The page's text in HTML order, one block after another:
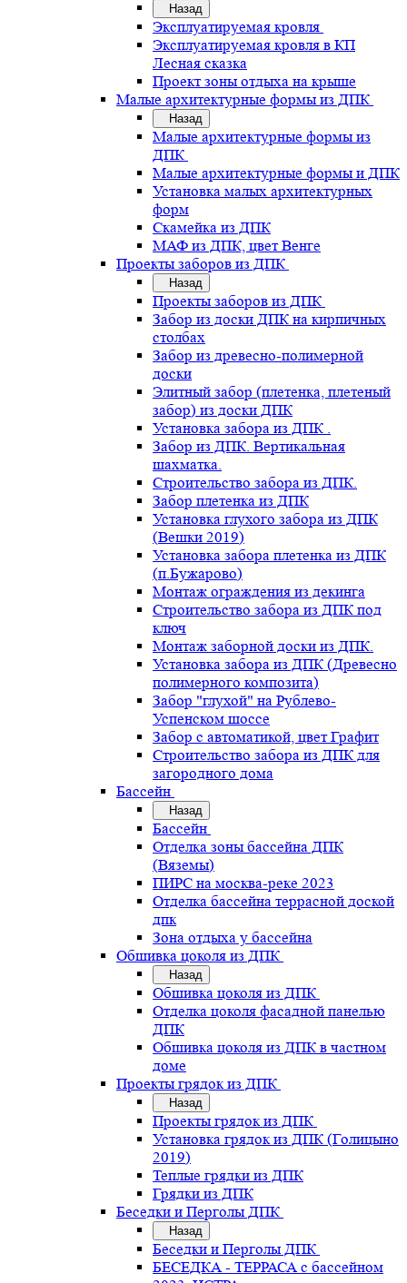
Назад
Эксплуатируемая кровля
Эксплуатируемая кровля в КП
Лесная сказка
Проект зоны отдыха на крыше
Малые архитектурные формы из ДПК
Назад
Малые архитектурные формы из
ДПК
Малые архитектурные формы и ДПК
Установка малых архитектурных
форм
Скамейка из ДПК
МАФ из ДПК, цвет Венге
Проекты заборов из ДПК
Назад
Проекты заборов из ДПК
Забор из доски ДПК на кирпичных
столбах
Забор из древесно-полимерной
доски
Элитный забор (плетенка, плетеный
забор) из доски ДПК
Установка забора из ДПК .
Забор из ДПК. Вертикальная
шахматка.
Строительство забора из ДПК.
Забор плетенка из ДПК
Установка глухого забора из ДПК
(Вешки 2019)
Установка забора плетенка из ДПК
(п.Бужарово)
Монтаж ограждения из декинга
Строительство забора из ДПК под
ключ
Монтаж заборной доски из ДПК.
Установка забора из ДПК (Древесно
полимерного композита)
Забор "глухой" на Рублево-
Успенском шоссе
Забор с автоматикой, цвет Графит
Строительство забора из ДПК для
загородного дома
Бассейн
Назад
Бассейн
Отделка зоны бассейна ДПК
(Вяземы)
ПИРС на москва-реке 2023
Отделка бассейна террасной доской
дпк
Зона отдыха у бассейна
Обшивка цоколя из ДПК
Назад
Обшивка цоколя из ДПК
Отделка цоколя фасадной панелью
ДПК
Обшивка цоколя из ДПК в частном
доме
Проекты грядок из ДПК
Назад
Проекты грядок из ДПК
Установка грядок из ДПК (Голицыно
2019)
Теплые грядки из ДПК
Грядки из ДПК
Беседки и Перголы ДПК
Назад
Беседки и Перголы ДПК
БЕСЕДКА - ТЕРРАСА с бассейном